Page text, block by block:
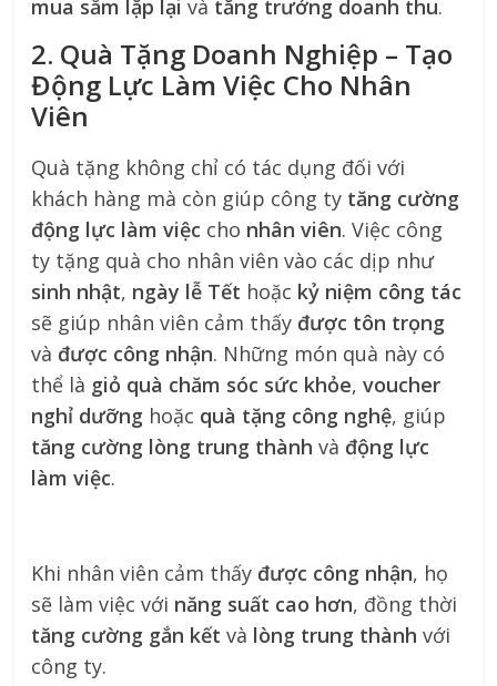
mua sắm lặp lại và tăng trưởng doanh thu.
2. Quà Tặng Doanh Nghiệp – Tạo
Động Lực Làm Việc Cho Nhân
Viên
Quà tặng không chỉ có tác dụng đối với
khách hàng mà còn giúp công ty tăng cường
động lực làm việc cho nhân viên. Việc công
ty tặng quà cho nhân viên vào các dịp như
sinh nhật, ngày lễ Tết hoặc kỷ niệm công tác
sẽ giúp nhân viên cảm thấy được tôn trọng
và được công nhận. Những món quà này có
thể là giỏ quà chăm sóc sức khỏe,voucher
nghỉ dưỡng hoặc quà tặng công nghệ, giúp
tăng cường lòng trung thành và động lực
làm việc.
Khi nhân viên cảm thấy được công nhận, họ
sẽ làm việc với năng suất cao hơn, đồng thời
tăng cường gắn kết và lòng trung thành với
công ty.